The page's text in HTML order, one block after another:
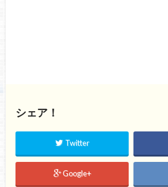
シェア！
Twitter
Google+